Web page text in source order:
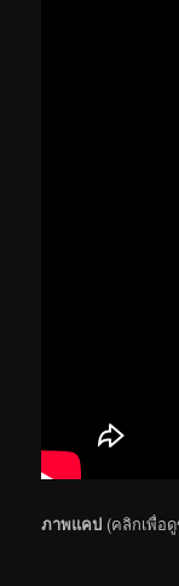
ภาพแคป (คลิกเพื่อ